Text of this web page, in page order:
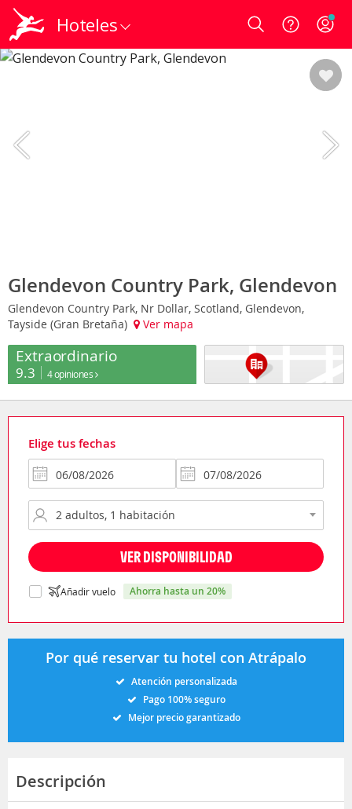
Hoteles Login
Glendevon Country Park, Glendevon
Glendevon Country Park, Nr Dollar, Scotland, Glendevon,
Tayside (Gran Bretaña)
Ver mapa
Extraordinario
9.3 4 opiniones
Elige tus fechas
VER DISPONIBILIDAD
Añadir vuelo ahorra hasta un 20%
Por qué reservar tu hotel con Atrápalo
Atención personalizada
Pago 100% seguro
Mejor precio garantizado
Descripción